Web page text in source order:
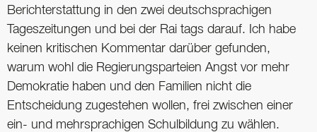
Berichterstattung in den zwei deutschsprachigen
Tageszeitungen und bei der Rai tags darauf. Ich habe
keinen ­kritischen Kommentar darüber gefunden,
warum wohl die Regierungsparteien Angst vor mehr
Demokratie haben und den Familien nicht die
Entscheidung zugestehen wollen, frei zwischen einer
ein- und mehrsprachigen Schulbildung zu wählen.